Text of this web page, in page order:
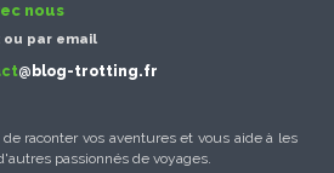
nous
ou par email
@blog-trotting.fr
raconter vos aventures et vous aide à les
passionnés de voyages.